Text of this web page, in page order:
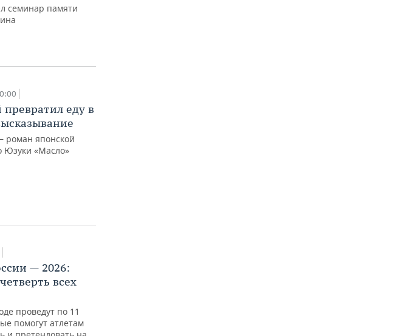
семинар памяти
еду в
роман японской
Юзуки «Масло»
— 2026:
всех
проведут по 11
помогут атлетам